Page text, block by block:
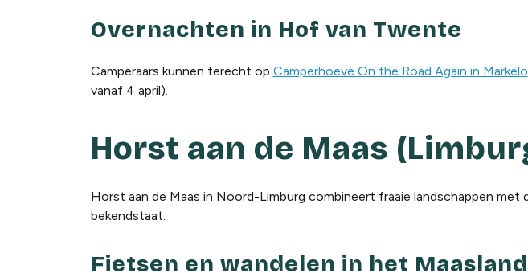
Overnachten in Hof van Twente
Camperaars kunnen terecht op Camperhoeve On the Road Again in Markelo
vanaf 4 april).
Horst aan de Maas
Horst aan de Maas in Noord-Limburg combineert fraaie landschappen met
bekendstaat.
Fietsen en wandelen in het